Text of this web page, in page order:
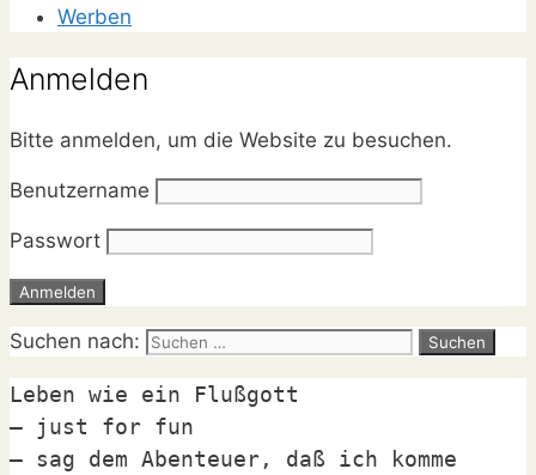
Werben
Anmelden
Bitte anmelden, um die Website zu besuchen.
Benutzername
Passwort
Suchen nach:
Leben wie ein Flußgott
– just for fun
– sag dem Abenteuer, daß ich komme